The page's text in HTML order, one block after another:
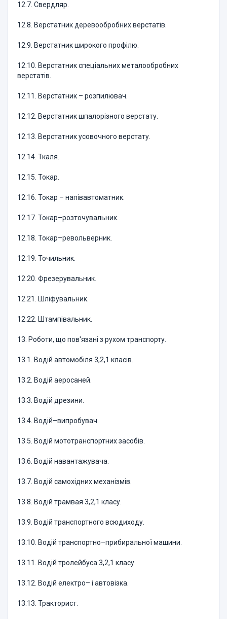
12.7. Свердляр.
12.8. Верстатник деревообробних верстатів.
12.9. Верстатник широкого профілю.
12.10. Верстатник спеціальних металообробних
верстатів.
12.11. Верстатник – розпилювач.
12.12. Верстатник шпалорізного верстату.
12.13. Верстатник усовочного верстату.
12.14. Ткаля.
12.15. Токар.
12.16. Токар – напівавтоматник.
12.17. Токар–розточувальник.
12.18. Токар–револьверник.
12.19. Точильник.
12.20. Фрезерувальник.
12.21. Шліфувальник.
12.22. Штампівальник.
13. Роботи, що пов'язані з рухом транспорту.
13.1. Водій автомобіля 3,2,1 класів.
13.2. Водій аеросаней.
13.3. Водій дрезини.
13.4. Водій–випробувач.
13.5. Водій мототранспортних засобів.
13.6. Водій навантажувача.
13.7. Водій самохідних механізмів.
13.8. Водій трамвая 3,2,1 класу.
13.9. Водій транспортного всюдиходу.
13.10. Водій транспортно–прибиральної машини.
13.11. Водій тролейбуса 3,2,1 класу.
13.12. Водій електро– і автовізка.
13.13. Тракторист.